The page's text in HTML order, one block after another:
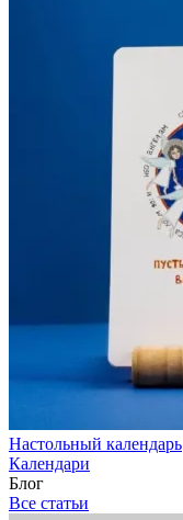
Настольный календарь
Календари
Блог
Все статьи